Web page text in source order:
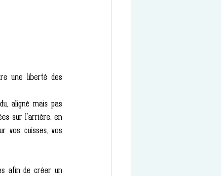
une liberté des
aligné mais pas
sur l'arrière, en
vos cuisses, vos
afin de créer un